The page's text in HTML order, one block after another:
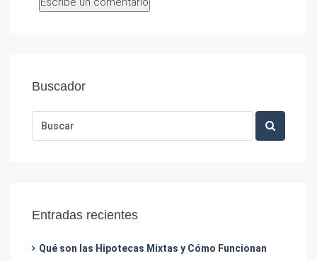
Buscador
Entradas recientes
Qué son las Hipotecas Mixtas y Cómo Funcionan